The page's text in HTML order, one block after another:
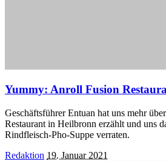
Yummy: Anroll Fusion
Geschäftsführer Entuan hat uns mehr
Restaurant in Heilbronn erzählt und uns
Rindfleisch-Pho-Suppe verraten.
Posted
Redaktion 19. Januar 2021